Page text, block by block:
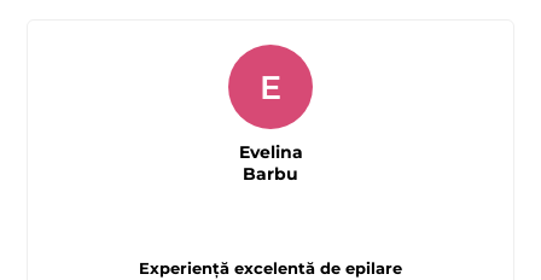
Experiență excelentă de epilare
E
Evelina
Barbu